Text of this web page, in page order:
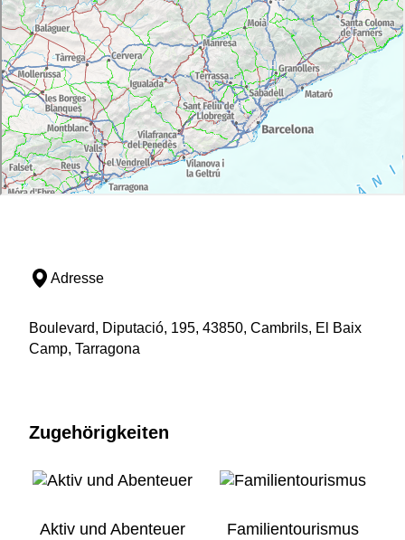
Adresse
Boulevard, Diputació, 195, 43850, Cambrils, El Baix
Camp, Tarragona
Zugehörigkeiten
Aktiv und Abenteuer Familientourismus